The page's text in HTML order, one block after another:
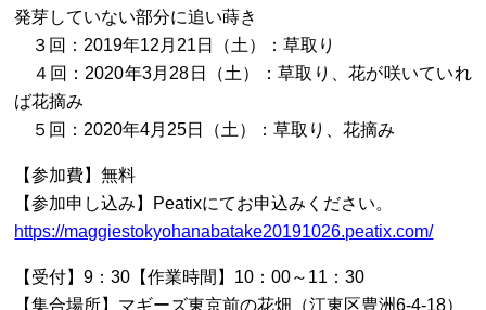
発芽していない部分に追い蒔き
３回：2019年12月21日（土）：草取り
４回：2020年3月28日（土）：草取り、花が咲いていれ
ば花摘み
５回：2020年4月25日（土）：草取り、花摘み
【参加費】無料
【参加申し込み】Peatixにてお申込みください。
https://maggiestokyohanabatake20191026.peatix.com/
【受付】9：30【作業時間】10：00～11：30
【集合場所】マギーズ東京前の花畑（江東区豊洲6-4-18）